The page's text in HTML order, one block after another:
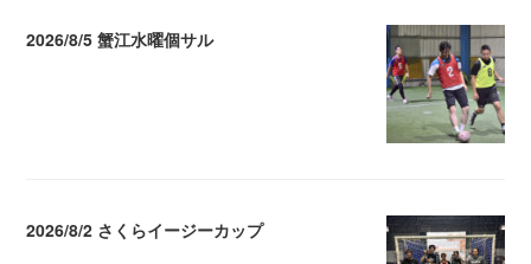
2026/8/5 蟹江水曜個サル
2026/8/2 さくらイージーカップ